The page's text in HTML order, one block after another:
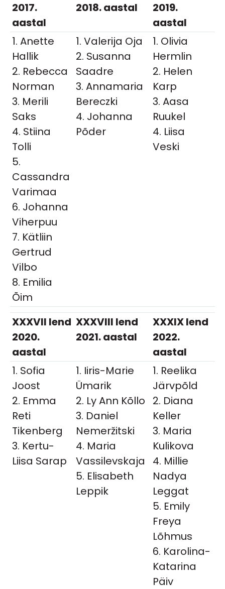
2017.
aastal
2018. aastal
2019.
aastal
1. Anette
Hallik
2. Rebecca
Norman
3. Merili
Saks
4. Stiina
Tolli
5.
Cassandra
Varimaa
6. Johanna
Viherpuu
7. Kätliin
Gertrud
Vilbo
8. Emilia
Õim
1. Valerija Oja
2. Susanna
Saadre
3. Annamaria
Bereczki
4. Johanna
Põder
1. Olivia
Hermlin
2. Helen
Karp
3. Aasa
Ruukel
4. Liisa
Veski
XXXVII lend
2020.
aastal
XXXVIII lend
2021. aastal
XXXIX lend
2022.
aastal
1. Sofia
Joost
2. Emma
Reti
Tikenberg
3. Kertu-
Liisa Sarap
1. Iiris-Marie
Ümarik
2. Ly Ann Kõllo
3. Daniel
Nemeržitski
4. Maria
Vassilevskaja
5. Elisabeth
Leppik
1. Reelika
Järvpõld
2. Diana
Keller
3. Maria
Kulikova
4. Millie
Nadya
Leggat
5. Emily
Freya
Lõhmus
6. Karolina-
Katarina
Päiv